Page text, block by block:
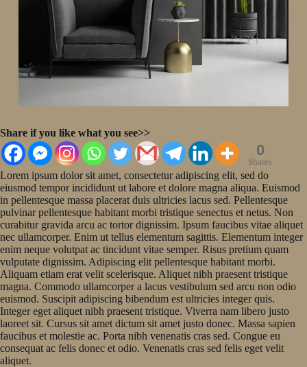
Share if you like what you see>>
0
Shares
Lorem ipsum dolor sit amet, consectetur adipiscing elit, sed do
eiusmod tempor incididunt ut labore et dolore magna aliqua. Euismod
in pellentesque massa placerat duis ultricies lacus sed. Pellentesque
pulvinar pellentesque habitant morbi tristique senectus et netus. Non
curabitur gravida arcu ac tortor dignissim. Ipsum faucibus vitae aliquet
nec ullamcorper. Enim ut tellus elementum sagittis. Elementum integer
enim neque volutpat ac tincidunt vitae semper. Risus pretium quam
vulputate dignissim. Adipiscing elit pellentesque habitant morbi.
Aliquam etiam erat velit scelerisque. Aliquet nibh praesent tristique
magna. Commodo ullamcorper a lacus vestibulum sed arcu non odio
euismod. Suscipit adipiscing bibendum est ultricies integer quis.
Integer eget aliquet nibh praesent tristique. Viverra nam libero justo
laoreet sit. Cursus sit amet dictum sit amet justo donec. Massa sapien
faucibus et molestie ac. Porta nibh venenatis cras sed. Congue eu
consequat ac felis donec et odio. Venenatis cras sed felis eget velit
aliquet.